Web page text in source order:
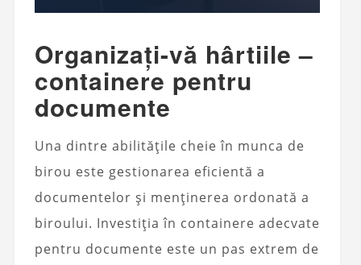
Organizați-vă hârtiile –
containere pentru
documente
Una dintre abilitățile cheie în munca de
birou este gestionarea eficientă a
documentelor și menținerea ordonată a
biroului. Investiția în containere adecvate
pentru documente este un pas extrem de